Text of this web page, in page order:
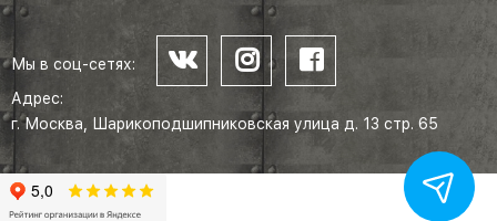
Мы в соц-сетях:
Адрес:
г. Москва, Шарикоподшипниковская улица д. 13 стр. 65